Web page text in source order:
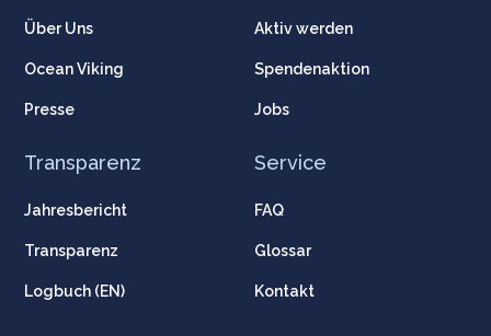
Über Uns
Ocean Viking
Presse
Aktiv werden
Spendenaktion
Jobs
Transparenz
Jahresbericht
Transparenz
Logbuch (EN)
Service
FAQ
Glossar
Kontakt